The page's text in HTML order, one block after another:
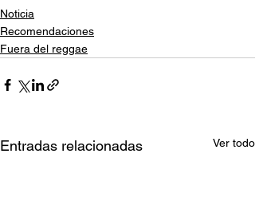
Noticia
Recomendaciones
Fuera del reggae
Entradas relacionadas Ver todo